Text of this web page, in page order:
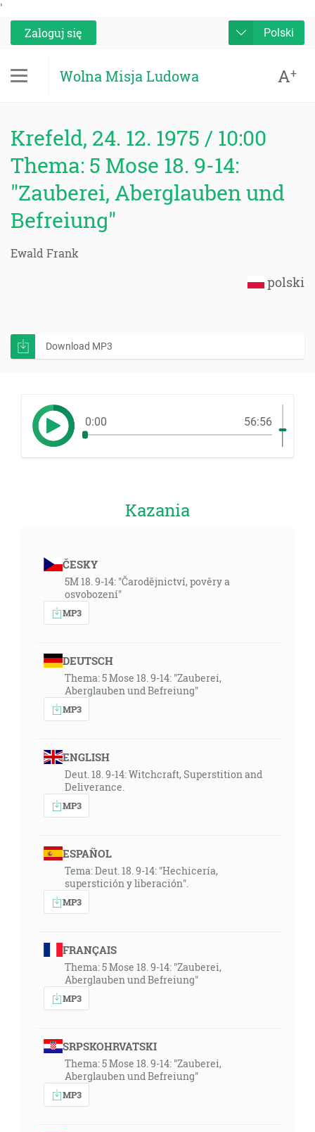
'
Zaloguj się
Polski
Wolna Misja Ludowa A+
Krefeld, 24. 12. 1975 / 10:00
Thema: 5 Mose 18. 9-14:
"Zauberei, Aberglauben und
Befreiung"
Ewald Frank
polski
Download MP3
0:00 56:56
Kazania
ČESKY
5M 18. 9-14: "Čarodějnictví, pověry a
osvobození"
MP3
DEUTSCH
Thema: 5 Mose 18. 9-14: "Zauberei,
Aberglauben und Befreiung"
MP3
ENGLISH
Deut. 18. 9-14: Witchcraft, Superstition and
Deliverance.
MP3
ESPAÑOL
Tema: Deut. 18. 9-14: "Hechicería,
superstición y liberación".
MP3
FRANÇAIS
Thema: 5 Mose 18. 9-14: "Zauberei,
Aberglauben und Befreiung"
MP3
SRPSKOHRVATSKI
Thema: 5 Mose 18. 9-14: "Zauberei,
Aberglauben und Befreiung"
MP3